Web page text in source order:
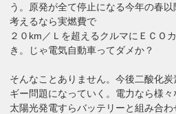
う。原発が全て停止になる今年の春
考えるなら実燃費で
２０km／Ｌを超えるクルマにＥＣＯ
き。じゃ電気自動車ってダメか？
そんなことありません。今後二酸化
ギー問題になっていく。電力なら様々
太陽光発電すらバッテリーと組み合